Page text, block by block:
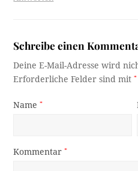
Schreibe einen
Deine E-Mail-Adresse wird
Erforderliche Felder sind mit*
Name*
Kommentar*